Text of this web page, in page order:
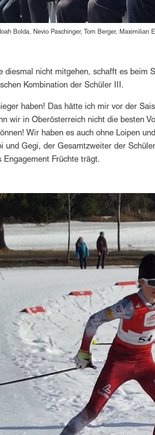
Bolda, Nevio Paschinger, Tom Berger, Maximilian
diesmal nicht mitgehen, schafft es beim
Kombination der Schüler III.
haben! Das hätte ich mir vor der
wir in Oberösterreich nicht die besten
Wir haben es auch ohne Loipen
und Gegi, der Gesamtzweiter der
Engagement Früchte trägt.